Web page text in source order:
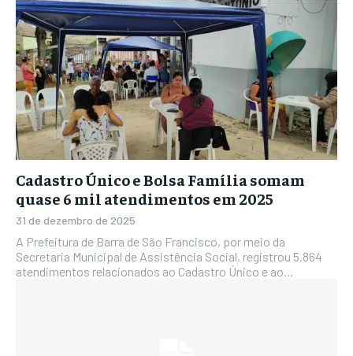
Cadastro Único e Bolsa Família somam
quase 6 mil atendimentos em 2025
31 de dezembro de 2025
A Prefeitura de Barra de São Francisco, por meio da
Secretaria Municipal de Assistência Social, registrou 5.864
atendimentos relacionados ao Cadastro Único e ao...